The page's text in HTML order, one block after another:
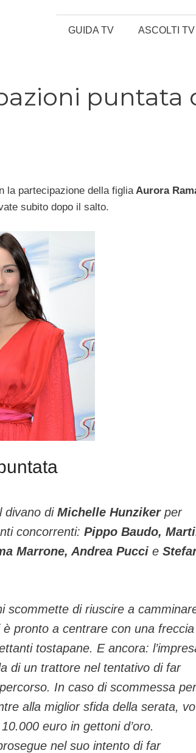
GUIDA TV ASCOLTI TV
puntata
la partecipazione della figliaAurora
subito dopo il salto.
divano di Michelle Hunzikerper
concorrenti: Pippo Baudo,
Marrone, Andrea Pucci e
scommette di riuscire a
pronto a centrare con una freccia
tostapane. E ancora:
di un trattore nel tentativo di far
In caso di scommessa
alla miglior sfida della serata,
euro in gettoni d’oro.
nel suo intento di far